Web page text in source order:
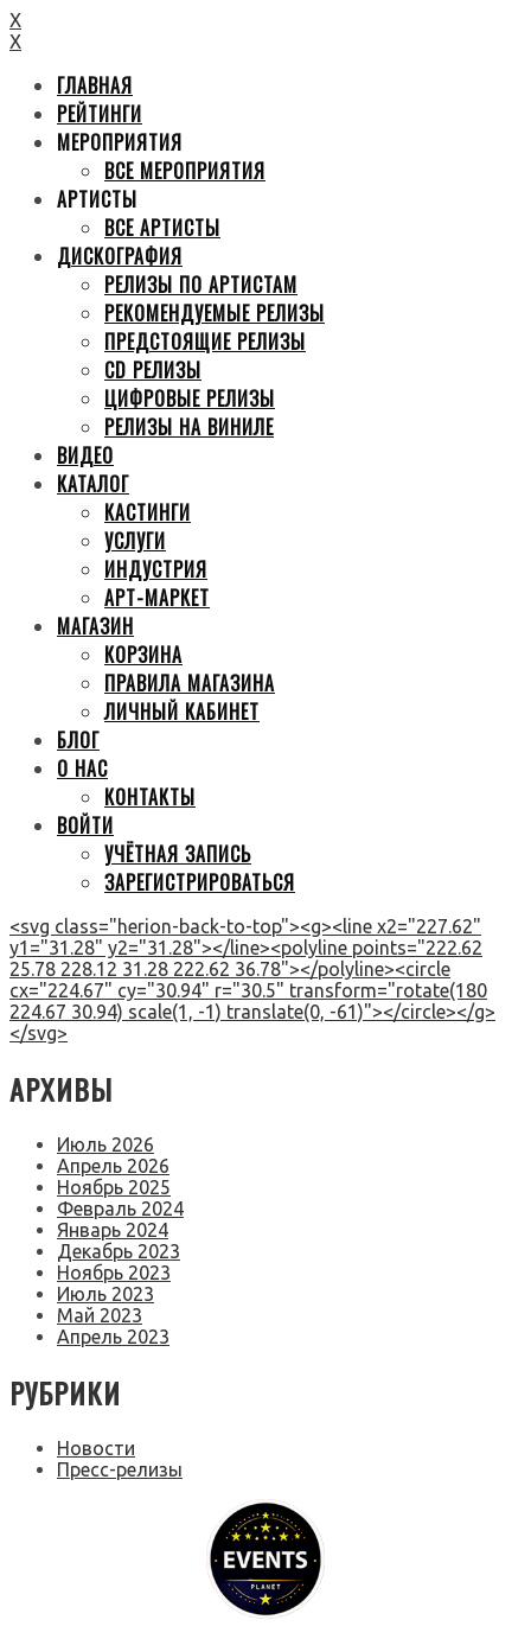
X
X
ГЛАВНАЯ
РЕЙТИНГИ
МЕРОПРИЯТИЯ
ВСЕ МЕРОПРИЯТИЯ
АРТИСТЫ
ВСЕ АРТИСТЫ
ДИСКОГРАФИЯ
РЕЛИЗЫ ПО АРТИСТАМ
РЕКОМЕНДУЕМЫЕ РЕЛИЗЫ
ПРЕДСТОЯЩИЕ РЕЛИЗЫ
CD РЕЛИЗЫ
ЦИФРОВЫЕ РЕЛИЗЫ
РЕЛИЗЫ НА ВИНИЛЕ
ВИДЕО
КАТАЛОГ
КАСТИНГИ
УСЛУГИ
ИНДУСТРИЯ
АРТ-МАРКЕТ
МАГАЗИН
КОРЗИНА
ПРАВИЛА МАГАЗИНА
ЛИЧНЫЙ КАБИНЕТ
БЛОГ
О НАС
КОНТАКТЫ
ВОЙТИ
УЧЁТНАЯ ЗАПИСЬ
ЗАРЕГИСТРИРОВАТЬСЯ
<svg class="herion-back-to-top"><g><line x2="227.62"
y1="31.28" y2="31.28"></line><polyline points="222.62
25.78 228.12 31.28 222.62 36.78"></polyline><circle
cx="224.67" cy="30.94" r="30.5" transform="rotate(180
224.67 30.94) scale(1, -1) translate(0, -61)"></circle></g>
</svg>
АРХИВЫ
Июль 2026
Апрель 2026
Ноябрь 2025
Февраль 2024
Январь 2024
Декабрь 2023
Ноябрь 2023
Июль 2023
Май 2023
Апрель 2023
РУБРИКИ
Новости
Пресс-релизы